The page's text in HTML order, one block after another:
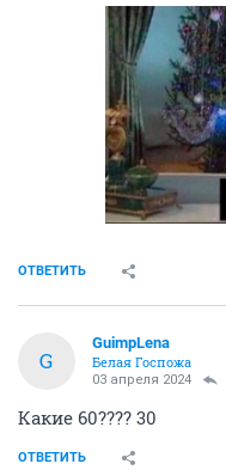
ОТВЕТИТЬ
G
GuimpLena
Белая Госпожа
03 апреля 2024
Какие 60???? 30
ОТВЕТИТЬ